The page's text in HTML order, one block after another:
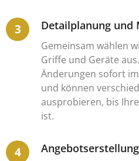
Detailplanung und
Gemeinsam wählen
Griffe und Geräte
Änderungen sofort
und können
ausprobieren, bis
ist.